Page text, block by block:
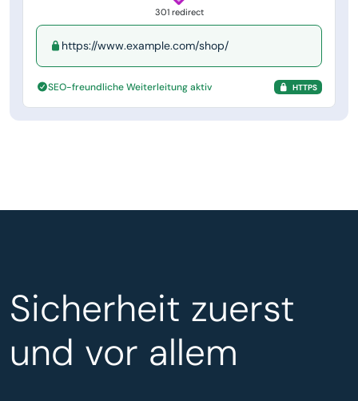
301 redirect
https://www.example.com/shop/
SEO-freundliche Weiterleitung aktiv HTTPS
Sicherheit zuerst
und vor allem